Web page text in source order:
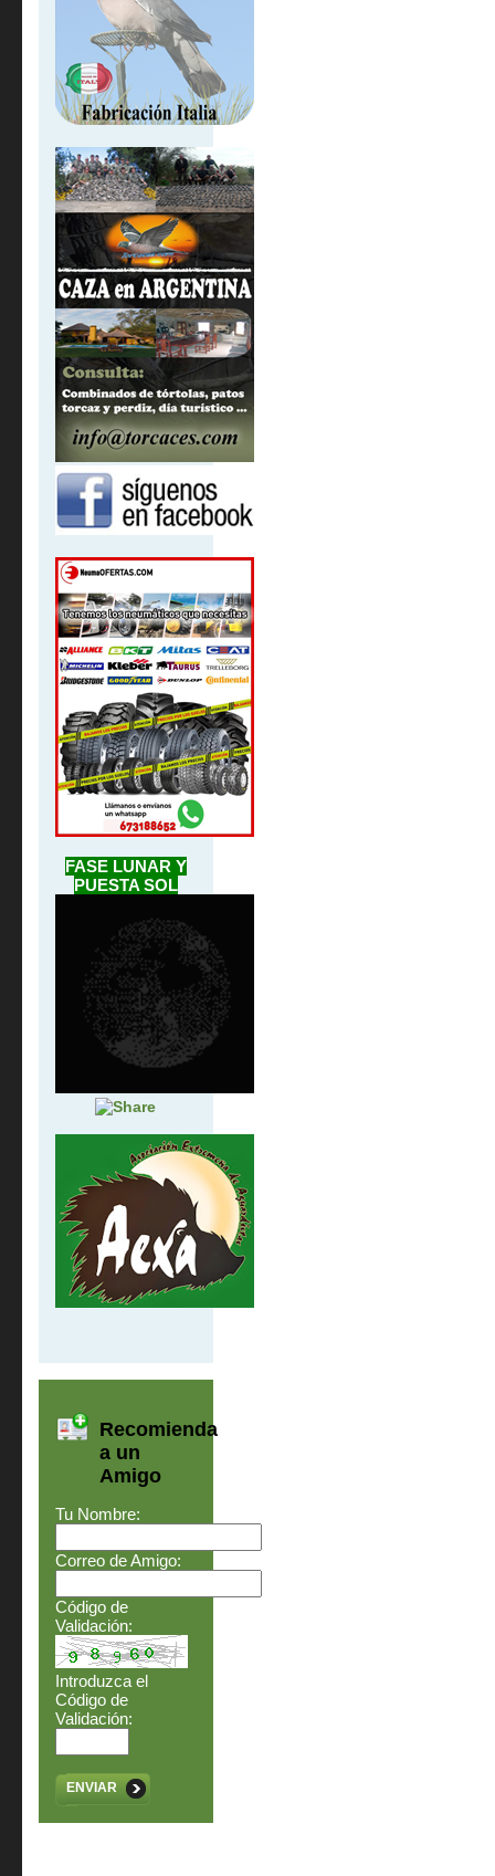
FASE LUNAR Y
PUESTA SOL
Recomienda
a un
Amigo
Tu Nombre:
Correo de Amigo:
Código de
Validación:
Introduzca el
Código de
Validación:
ENVIAR